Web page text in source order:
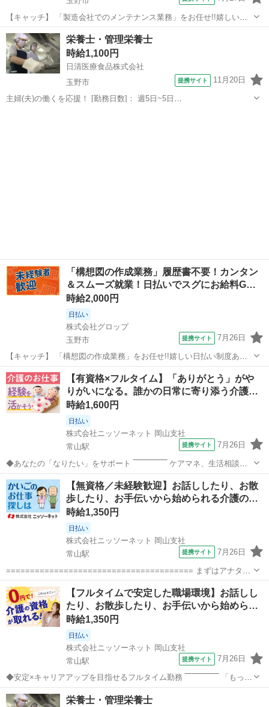
【キャッチ】 「製造会社でのメンテナンス業務」をお任せ!!嬉しい日
払い制度あり★未経験から活躍中のスタッフ多数♪【11月、12月までの
短期間♪】ものづくりがしたい方必見！20代から40代が活躍中！製造工
場での金属研磨などの業...
岡山 玉野市 工場
栄養士・管理栄養士
時給1,100円
日清医療食品株式会社
玉野市
提携サイト 11月20日
主婦(夫)の働くを応援！ [勤務日数]： 週5日~5日
「構想図の作成業務」履歴書不要！カンタン
＆スムーズ就業！日払いでスグにお給料G…
時給2,000円
日払い
株式会社グロップ
玉野市
提携サイト 7月26日
【キャッチ】 「構想図の作成業務」をお任せ!!嬉しい日払い制度あり
◎未経験スタッフも活躍中！【玉野市】×【設計】時給2000円！
AutoCAD使用！土日祝休み◎大手造船会社でお仕事のチャンス♪ 【コ
メント】 ＊＊充実したお...
岡山 玉野市 その他
【有資格×フルタイム】「ありがとう」がや
りがいになる。誰かの日常に寄り添う介護…
時給1,600円
日払い
株式会社ニッソーネット 岡山支社
常山駅
提携サイト 7月26日
◆あなたの「なりたい」をサポート ‾‾‾‾‾‾‾‾‾‾‾‾‾‾ ケアマネ、生活相談
員、サ責、社会福祉士など 「いつかは、こういう役割を目指したい」
「もっと専門性を上げたい」 そんなあなたの想いをぜひ教えてくださ
い。 あなた...
岡山 玉野市 常山駅 その他
【無資格／未経験歓迎】お話ししたり、お散
歩したり、お手伝いから始められる介護の…
時給1,350円
日払い
株式会社ニッソーネット 岡山支社
常山駅
提携サイト 7月26日
======================================= まずはアナタの
ご希望を教えてください♪
======================================= 弊社の求人は
【無資格...
岡山 玉野市 常山駅 その他
【フルタイムで安定した職場環境】お話しし
たり、お散歩したり、お手伝いから始めら…
時給1,350円
日払い
株式会社ニッソーネット 岡山支社
常山駅
提携サイト 7月26日
◆安定×キャリアアップを目指せるフルタイム勤務 ‾‾‾‾‾‾‾‾‾‾‾‾‾‾ 「もっと
環境や待遇をよくしていきたい…」 「スキルアップやキャリアアップ
もあきらめたくない」 そんなあなただからこそ、介護職はおすすめ♪
岡山 玉野市 常山駅 その他
栄養士・管理栄養士